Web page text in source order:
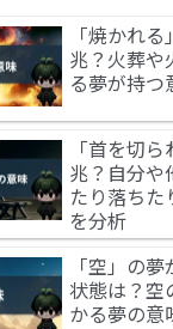
「焼かれ
兆？火葬や
る夢が持つ
「首を切
兆？自分や
たり落ちた
を分析
「空」の
状態は？空
かる夢の意